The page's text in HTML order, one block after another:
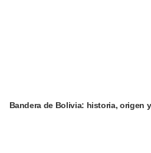
Bandera de Bolivia: historia, origen